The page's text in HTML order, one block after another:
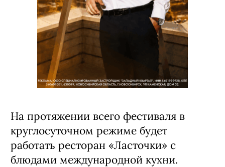
На протяжении всего фестиваля в
круглосуточном режиме будет
работать ресторан «Ласточки» с
блюдами международной кухни.